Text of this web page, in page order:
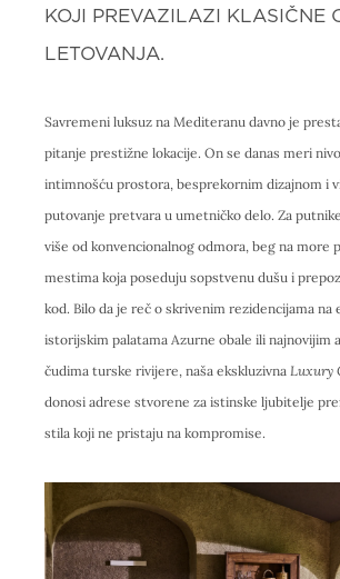
KOJI PREVAZILAZI KLASIČNE
LETOVANJA.
Savremeni luksuz na Mediteranu davno je
pitanje prestižne lokacije. On se danas meri
intimnošću prostora, besprekornim dizajnom i
putovanje pretvara u umetničko delo. Za
više od konvencionalnog odmora, beg na more
mestima koja poseduju sopstvenu dušu i
kod. Bilo da je reč o skrivenim rezidencijama na
istorijskim palatama Azurne obale ili najnovijim
čudima turske rivijere, naša ekskluzivna Luxury
donosi adrese stvorene za istinske ljubitelje
stila koji ne pristaju na kompromise.